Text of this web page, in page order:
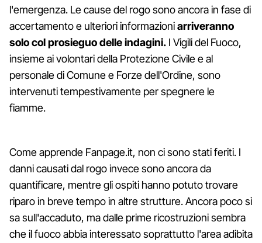
l'emergenza. Le cause del rogo sono ancora in fase di
accertamento e ulteriori informazioniarriveranno
solo col prosieguo delle indagini. I Vigili del Fuoco,
insieme ai volontari della Protezione Civile e al
personale di Comune e Forze dell'Ordine, sono
intervenuti tempestivamente per spegnere le
fiamme.
Come apprende Fanpage.it, non ci sono stati feriti. I
danni causati dal rogo invece sono ancora da
quantificare, mentre gli ospiti hanno potuto trovare
riparo in breve tempo in altre strutture. Ancora poco si
sa sull'accaduto, ma dalle prime ricostruzioni sembra
che il fuoco abbia interessato soprattutto l'area adibita